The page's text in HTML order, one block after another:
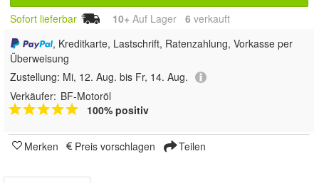
Sofort lieferbar 10+ Auf Lager 6 verkauft
, Kreditkarte, Lastschrift, Ratenzahlung, Vorkasse per
Überweisung
Zustellung: Mi, 12. Aug. bis Fr, 14. Aug.
Verkäufer: BF-Motoröl
100% positiv
Merken Preis vorschlagen Teilen